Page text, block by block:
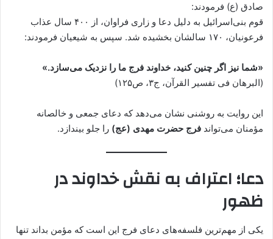
صادق (ع) فرمودند:
قوم بنی‌اسرائیل به دلیل دعا و زاری فراوان، از ۴۰۰ سال عذاب
فرعونیان، ۱۷۰ سالشان بخشیده شد. سپس به شیعیان فرمودند:
«شما نیز اگر چنین کنید، خداوند فرج ما را نزدیک می‌سازد.»
(البرهان فی تفسیر القرآن، ج۳، ص۱۲۵)
این روایت به روشنی نشان می‌دهد که دعای جمعی و خالصانه
مؤمنان می‌تواند فرج حضرت مهدی (عج) را جلو بیندازد.
دعا؛ اعتراف به نقش خداوند در
ظهور
یکی از مهم‌ترین فلسفه‌های دعای فرج این است که مؤمن بداند تنها